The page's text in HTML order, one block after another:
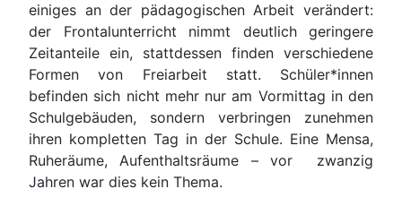
einiges an der pädagogischen Arbeit verändert:
der Frontalunterricht nimmt deutlich geringere
Zeitanteile ein, stattdessen finden verschiedene
Formen von Freiarbeit statt. Schüler*innen
befinden sich nicht mehr nur am Vormittag in den
Schulgebäuden, sondern verbringen zunehmen
ihren kompletten Tag in der Schule. Eine Mensa,
Ruheräume, Aufenthaltsräume – vor zwanzig
Jahren war dies kein Thema.